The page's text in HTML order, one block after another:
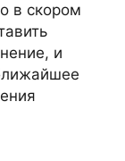
в скором
и